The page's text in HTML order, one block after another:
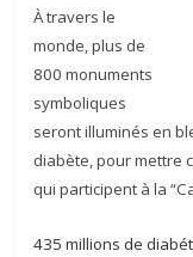
À travers le
monde, plus de
800 monuments
symboliques
seront illuminés en
diabète, pour mettre
qui participent à la
435 millions de